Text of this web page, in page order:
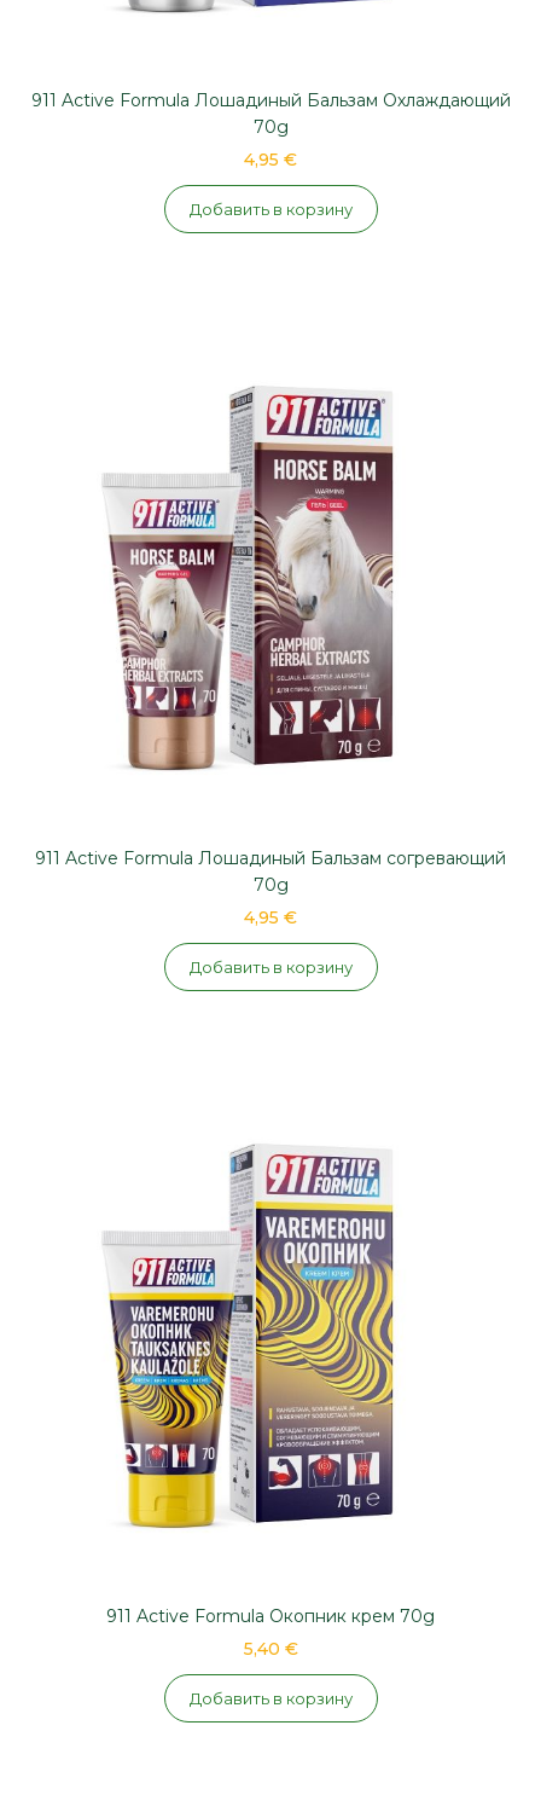
911 Active Formula Лошадиный Бальзам Охлаждающий
70g
4,95 €
Добавить в корзину
911 Active Formula Лошадиный Бальзам согревающий
70g
4,95 €
Добавить в корзину
911 Active Formula Окопник крем 70g
5,40 €
Добавить в корзину